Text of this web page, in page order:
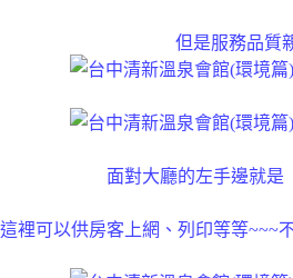
但是服務品質
面對大廳的左手邊就是
這裡可以供房客上網、列印等等~~~